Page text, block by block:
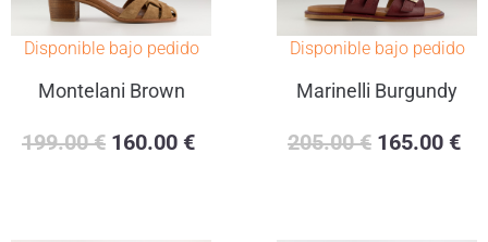
Disponible bajo pedido
Montelani Brown
199.00€ 160.00 €
Disponible bajo pedido
Marinelli Burgundy
205.00€ 165.00 €